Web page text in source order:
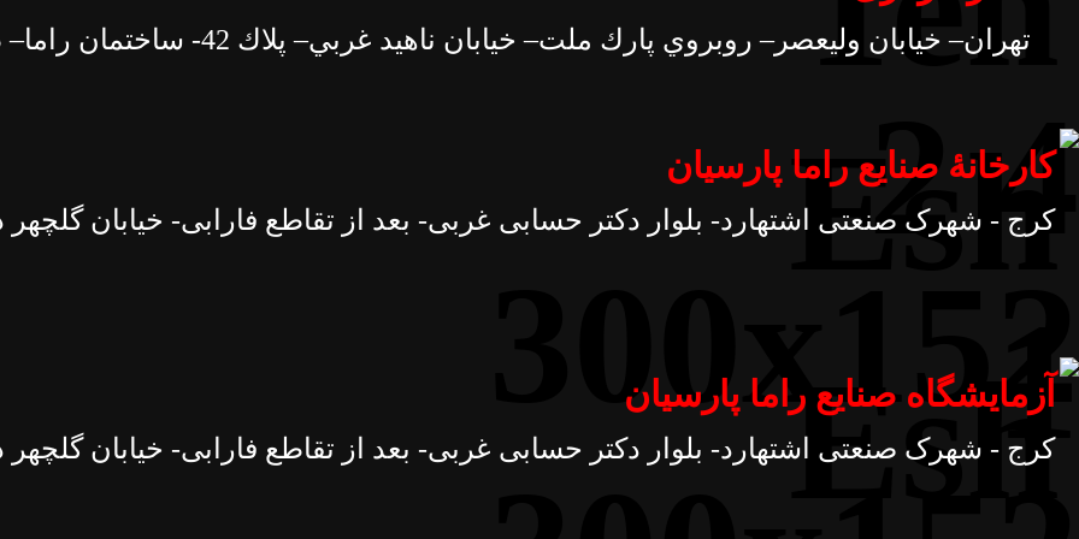
تهران– خيابان وليعصر– روبروي پارك ملت– خيابان ناهيد غربي– پلاك 42- ساختمان راما– طبقۀ 5
کارخانۀ صنایع راما پارسیان
کرج - شهرک صنعتی اشتهارد- بلوار دکتر حسابی غربی- بعد از تقاطع فارابی- خیابان گلچهر
آزمایشگاه صنایع راما پارسیان
کرج - شهرک صنعتی اشتهارد- بلوار دکتر حسابی غربی- بعد از تقاطع فارابی- خیابان گلچهر